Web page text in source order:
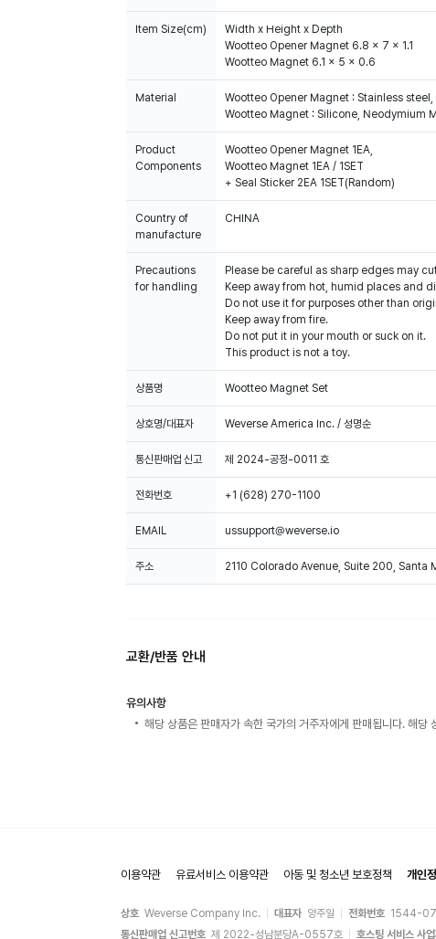
Item Size(cm)
Width x Height x Depth
Wootteo Opener Magnet 6.8 x 7 x 1.1
Wootteo Magnet 6.1 x 5 x 0.6
Material
Wootteo Opener Magnet : Stainless
Wootteo Magnet : Silicone, Neodymium
Product
Components
Wootteo Opener Magnet 1EA,
Wootteo Magnet 1EA / 1SET
+ Seal Sticker 2EA 1SET(Random)
Country of
manufacture
CHINA
Precautions
for handling
Please be careful as sharp edges may
Keep away from hot, humid places and
Do not use it for purposes other than
Keep away from fire.
Do not put it in your mouth or suck on it.
This product is not a toy.
상품명 Wootteo Magnet Set
상호명/대표자 Weverse America Inc. / 성명순
통신판매업 신고 제 2024-공정-0011 호
전화번호 +1 (628) 270-1100
EMAIL ussupport@weverse.io
주소 2110 Colorado Avenue, Suite 200, Santa
교환/반품 안내
유의사항
해당 상품은 판매자가 속한 국가의 거주자에게 판매됩니다. 해
이용약관 유료서비스 이용약관 아동 및 청소년 보호정책 개인
상호 Weverse Company Inc. 대표자 양주일 전화번호 1544-
통신판매업 신고번호 제 2022-성남분당A-0557호 호스팅 서비스 사